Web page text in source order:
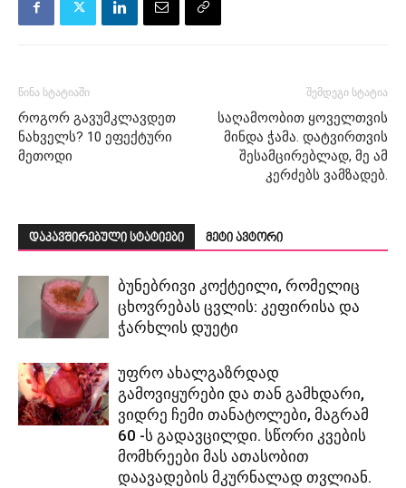
წინა სტატიაში
როგორ გავუმკლავდეთ
ნახველს? 10 ეფექტური
მეთოდი
შემდეგი სტატია
საღამოობით ყოველთვის
მინდა ჭამა. დატვირთვის
შესამცირებლად, მე ამ
კერძებს ვამზადებ.
დაკავშირებული სტატიები მეტი ავტორი
ბუნებრივი კოქტეილი, რომელიც
ცხოვრებას ცვლის: კეფირისა და
ჭარხლის დუეტი
უფრო ახალგაზრდად
გამოვიყურები და თან გამხდარი,
ვიდრე ჩემი თანატოლები, მაგრამ
60 -ს გადავცილდი. სწორი კვების
მომხრეები მას ათასობით
დაავადების მკურნალად თვლიან.